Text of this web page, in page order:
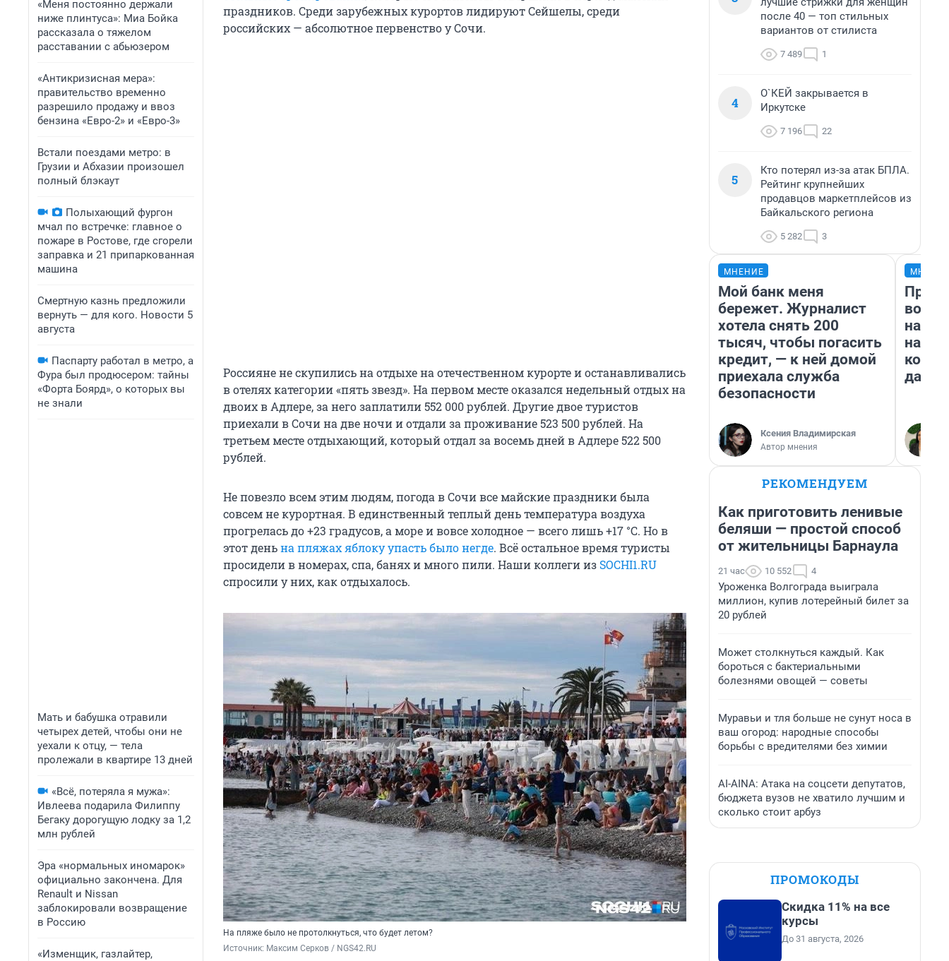
«Меня постоянно держали
ниже плинтуса»: Миа Бойка
рассказала о тяжелом
расставании с абьюзером
«Антикризисная мера»:
правительство временно
разрешило продажу и ввоз
бензина «Евро-2» и «Евро-3»
Встали поездами метро: в
Грузии и Абхазии произошел
полный блэкаут
Полыхающий фургон
мчал по встречке: главное о
пожаре в Ростове, где сгорели
заправка и 21 припаркованная
машина
Смертную казнь предложили
вернуть — для кого. Новости 5
августа
Паспарту работал в метро, а
Фура был продюсером: тайны
«Форта Боярд», о которых вы
не знали
Мать и бабушка отравили
четырех детей, чтобы они не
уехали к отцу, — тела
пролежали в квартире 13 дней
«Всё, потеряла я мужа»:
Ивлеева подарила Филиппу
Бегаку дорогущую лодку за 1,2
млн рублей
Эра «нормальных иномарок»
официально закончена. Для
Renault и Nissan
заблокировали возвращение
в Россию
«Изменщик, газлайтер,
праздников. Среди зарубежных курортов лидируют Сейшелы, среди
российских — абсолютное первенство у Сочи.
Россияне не скупились на отдыхе на отечественном курорте и останавливались
в отелях категории «пять звезд». На первом месте оказался недельный отдых на
двоих в Адлере, за него заплатили 552 000 рублей. Другие двое туристов
приехали в Сочи на две ночи и отдали за проживание 523 500 рублей. На
третьем месте отдыхающий, который отдал за восемь дней в Адлере 522 500
рублей.
Не повезло всем этим людям, погода в Сочи все майские праздники была
совсем не курортная. В единственный теплый день температура воздуха
прогрелась до +23 градусов, а море и вовсе холодное — всего лишь +17 °C. Но в
этот деньна пляжах яблоку упасть было негде. Всё остальное время туристы
просидели в номерах, спа, банях и много пили. Наши коллеги из SOCHI1.RU
спросили у них, как отдыхалось.
На пляже было не протолкнуться, что будет летом?
Источник: Максим Серков / NGS42.RU
после 40 — топ стильных
вариантов от стилиста
7 489 1
4
О`КЕЙ закрывается в
Иркутске
7 196 22
5
Кто потерял из-за атак БПЛА.
Рейтинг крупнейших
продавцов маркетплейсов из
Байкальского региона
5 282 3
МНЕНИЕ
Мой банк меня
бережет. Журналист
хотела снять 200
тысяч, чтобы погасить
кредит, — к ней домой
приехала служба
безопасности
Ксения Владимирская
Автор мнения
нам
даже
РЕКОМЕНДУЕМ
Как приготовить ленивые
беляши — простой способ
от жительницы Барнаула
21 час 10 552 4
Уроженка Волгограда выиграла
миллион, купив лотерейный билет за
20 рублей
Может столкнуться каждый. Как
бороться с бактериальными
болезнями овощей — советы
Муравьи и тля больше не сунут носа в
ваш огород: народные способы
борьбы с вредителями без химии
AI-AINA: Атака на соцсети депутатов,
бюджета вузов не хватило лучшим и
сколько стоит арбуз
ПРОМОКОДЫ
Скидка 11% на все
курсы
До 31 августа, 2026